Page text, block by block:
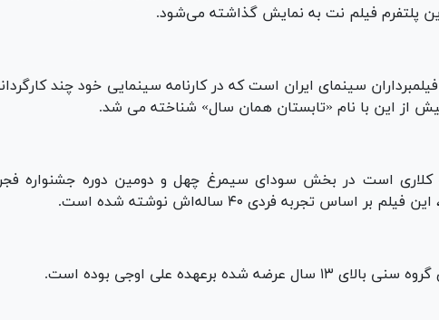
سینمای ایران است که در کارنامه سینمایی خود چند
از این با نام «تابستان همان سال» شناخته می شد.
است در بخش سودای سیمرغ چهل و دومین دوره جشنواره
تجربه فردی ۴۰ ساله‌اش نوشته شده است.
برعهده علی اوجی بوده است.